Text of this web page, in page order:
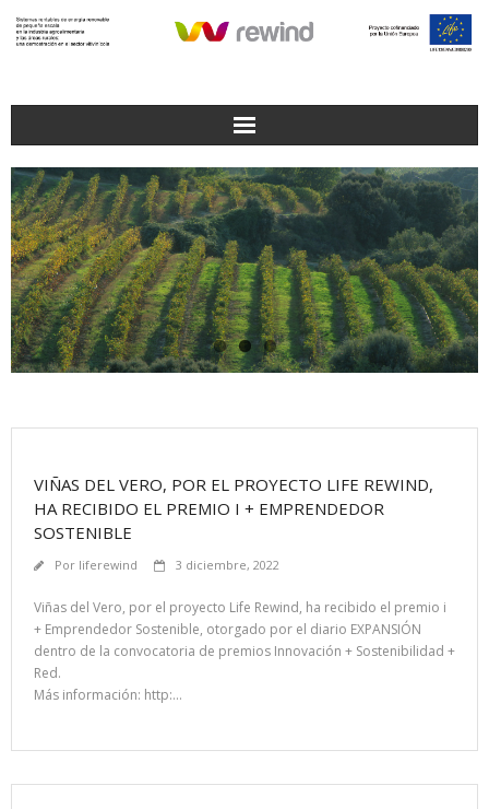
VIÑAS DEL VERO, POR EL PROYECTO LIFE REWIND,
HA RECIBIDO EL PREMIO I + EMPRENDEDOR
SOSTENIBLE
Por liferewind 3 diciembre, 2022
Viñas del Vero, por el proyecto Life Rewind, ha recibido el premio i
+ Emprendedor Sostenible, otorgado por el diario EXPANSIÓN
dentro de la convocatoria de premios Innovación + Sostenibilidad +
Red.
Más información: http:…